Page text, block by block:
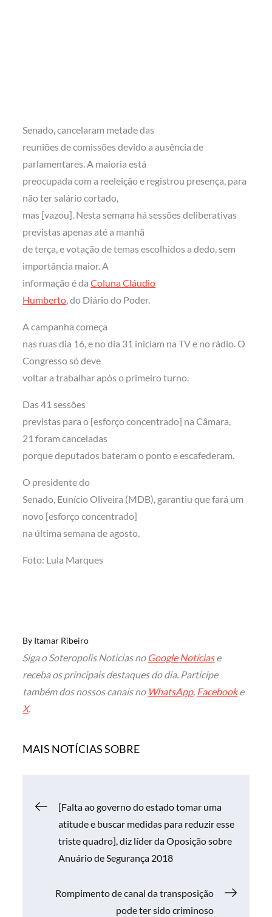
Senado, cancelaram metade das
reuniões de comissões devido a ausência de
parlamentares. A maioria está
preocupada com a reeleição e registrou presença, para
não ter salário cortado,
mas [vazou]. Nesta semana há sessões deliberativas
previstas apenas até a manhã
de terça, e votação de temas escolhidos a dedo, sem
importância maior. A
informação é daColuna Cláudio
Humberto, do Diário do Poder.
A campanha começa
nas ruas dia 16, e no dia 31 iniciam na TV e no rádio. O
Congresso só deve
voltar a trabalhar após o primeiro turno.
Das 41 sessões
previstas para o [esforço concentrado] na Câmara,
21 foram canceladas
porque deputados bateram o ponto e escafederam.
O presidente do
Senado, Eunício Oliveira (MDB), garantiu que fará um
novo [esforço concentrado]
na última semana de agosto.
Foto: Lula Marques
By Itamar Ribeiro
Siga o Soteropolis Noticias no Google Notíciase
receba os principais destaques do dia. Participe
também dos nossos canais no WhatsApp, Facebooke
X.
MAIS NOTÍCIAS SOBRE
Navegação
de
[Falta ao governo do estado tomar uma
atitude e buscar medidas para reduzir esse
triste quadro], diz líder da Oposição sobre
Anuário de Segurança 2018
Rompimento de canal da transposição
pode ter sido criminoso